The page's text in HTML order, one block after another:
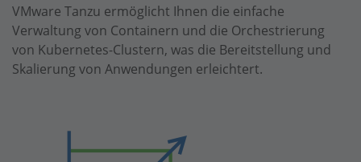
VMware Tanzu ermöglicht Ihnen die einfache
Verwaltung von Containern und die Orchestrierung
von Kubernetes-Clustern, was die Bereitstellung und
Skalierung von Anwendungen erleichtert.